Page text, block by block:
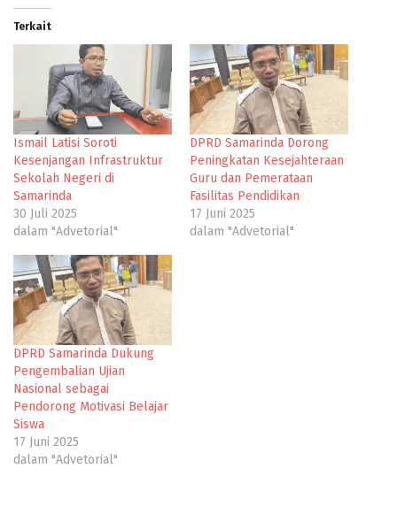
Terkait
Ismail Latisi Soroti
Kesenjangan Infrastruktur
Sekolah Negeri di
Samarinda
30 Juli 2025
dalam "Advetorial"
DPRD Samarinda Dorong
Peningkatan Kesejahteraan
Guru dan Pemerataan
Fasilitas Pendidikan
17 Juni 2025
dalam "Advetorial"
DPRD Samarinda Dukung
Pengembalian Ujian
Nasional sebagai
Pendorong Motivasi Belajar
Siswa
17 Juni 2025
dalam "Advetorial"